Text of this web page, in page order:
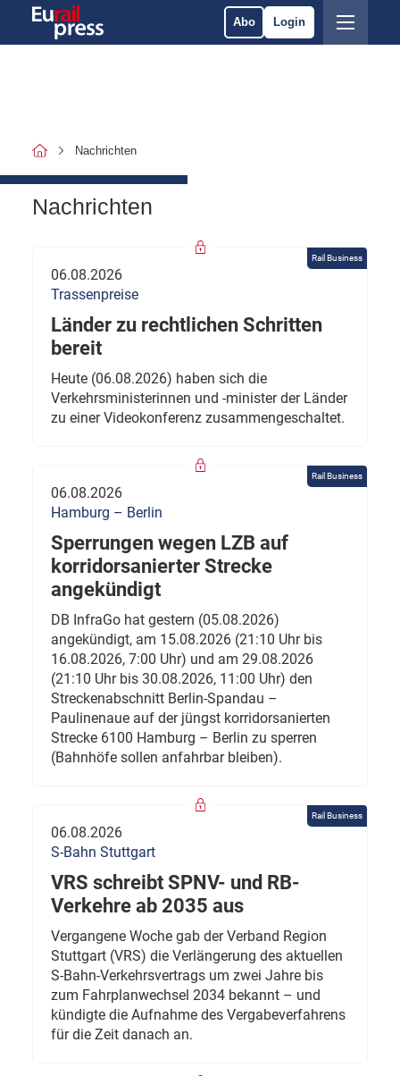
Abo Login
Nachrichten
Nachrichten
Rail Business
06.08.2026
Trassenpreise
Länder zu rechtlichen Schritten
bereit
Heute (06.08.2026) haben sich die
Verkehrsministerinnen und -minister der Länder
zu einer Videokonferenz zusammengeschaltet.
Rail Business
06.08.2026
Hamburg – Berlin
Sperrungen wegen LZB auf
korridorsanierter Strecke
angekündigt
DB InfraGo hat gestern (05.08.2026)
angekündigt, am 15.08.2026 (21:10 Uhr bis
16.08.2026, 7:00 Uhr) und am 29.08.2026
(21:10 Uhr bis 30.08.2026, 11:00 Uhr) den
Streckenabschnitt Berlin-Spandau –
Paulinenaue auf der jüngst korridorsanierten
Strecke 6100 Hamburg – Berlin zu sperren
(Bahnhöfe sollen anfahrbar bleiben).
Rail Business
06.08.2026
S-Bahn Stuttgart
VRS schreibt SPNV- und RB-
Verkehre ab 2035 aus
Vergangene Woche gab der Verband Region
Stuttgart (VRS) die Verlängerung des aktuellen
S-Bahn-Verkehrsvertrags um zwei Jahre bis
zum Fahrplanwechsel 2034 bekannt – und
kündigte die Aufnahme des Vergabeverfahrens
für die Zeit danach an.